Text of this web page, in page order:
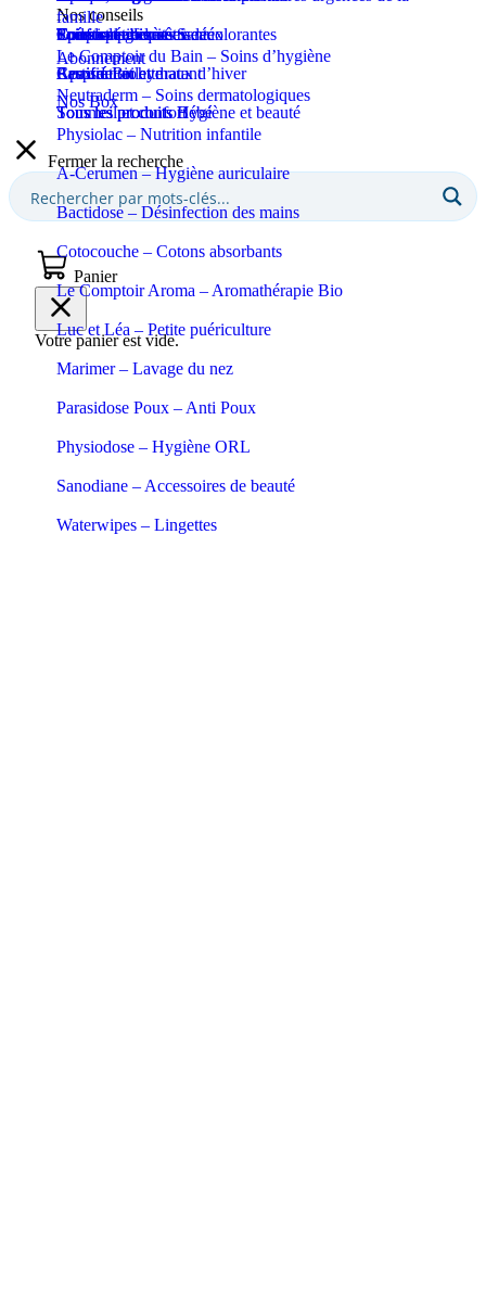
Coupe-ongles et ciseaux
Apaisant et hydratant
Sommeil et confort
Puériculture
Certifié Bio
Tous les produits Bébé
Confort et bien-être
Respiration et maux d’hiver
Tous les produits Santé
Epilation et crèmes décolorantes
Soins spécifiques
Soins solaires
Eaux de toilette
Tous les produits Hygiène et beauté
famille
Le Comptoir du Bain – Soins d’hygiène
Neutraderm – Soins dermatologiques
Physiolac – Nutrition infantile
A-Cerumen – Hygiène auriculaire
Bactidose – Désinfection des mains
Cotocouche – Cotons absorbants
Le Comptoir Aroma – Aromathérapie Bio
Luc et Léa – Petite puériculture
Marimer – Lavage du nez
Parasidose Poux – Anti Poux
Physiodose – Hygiène ORL
Sanodiane – Accessoires de beauté
Waterwipes – Lingettes
Nos conseils
Abonnement
Nos Box
Fermer la recherche
Panier
Votre panier est vide.